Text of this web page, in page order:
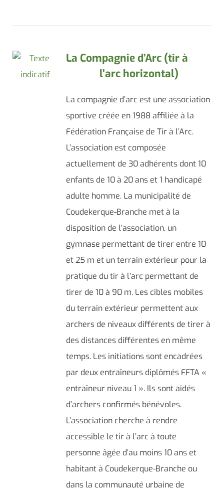
La Compagnie d’Arc (tir à
l’arc horizontal)
La compagnie d’arc est une association
sportive créée en 1988 affiliée à la
Fédération Française de Tir à l’Arc.
L’association est composée
actuellement de 30 adhérents dont 10
enfants de 10 à 20 ans et 1 handicapé
adulte homme. La municipalité de
Coudekerque-Branche met à la
disposition de l’association, un
gymnase permettant de tirer entre 10
et 25 m et un terrain extérieur pour la
pratique du tir à l’arc permettant de
tirer de 10 à 90 m. Les cibles mobiles
du terrain extérieur permettent aux
archers de niveaux différents de tirer à
des distances différentes en même
temps. Les initiations sont encadrées
par deux entraîneurs diplômés FFTA «
entraîneur niveau 1 ». Ils sont aidés
d’archers confirmés bénévoles.
L’association cherche à rendre
accessible le tir à l’arc à toute
personne âgée d’au moins 10 ans et
habitant à Coudekerque-Branche ou
dans la communauté urbaine de